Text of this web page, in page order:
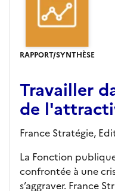
RAPPORT/SYNTHÈSE
Travailler
de
France Stratégie,
La Fonction
confrontée à une
s’aggraver. France